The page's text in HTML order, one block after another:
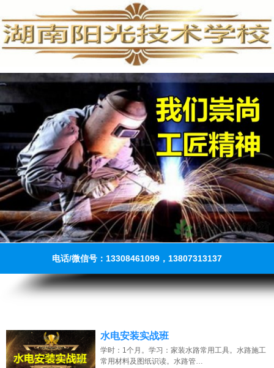
电话/微信号：13308461099，13807313137
点击免费咨询电话：13807313137
水电安装实战班
学时：1个月。学习：家装水路常用工具。水路施工
常用材料及图纸识读。水路管…